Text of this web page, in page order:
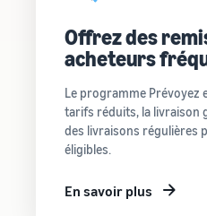
Offrez des
acheteurs
Le programme Prévoyez
tarifs réduits, la livraison
des livraisons régulières
éligibles.
En savoir plus